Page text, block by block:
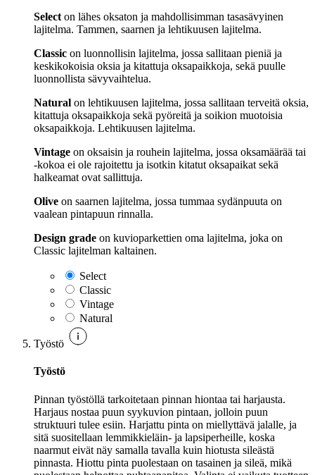
Select on lähes oksaton ja mahdollisimman tasasävyinen
lajitelma. Tammen, saarnen ja lehtikuusen lajitelma.
Classic on luonnollisin lajitelma, jossa sallitaan pieniä ja
keskikokoisia oksia ja kitattuja oksapaikkoja, sekä puulle
luonnollista sävyvaihtelua.
Natural on lehtikuusen lajitelma, jossa sallitaan terveitä oksia,
kitattuja oksapaikkoja sekä pyöreitä ja soikion muotoisia
oksapaikkoja. Lehtikuusen lajitelma.
Vintage on oksaisin ja rouhein lajitelma, jossa oksamäärää tai
-kokoa ei ole rajoitettu ja isotkin kitatut oksapaikat sekä
halkeamat ovat sallittuja.
Olive on saarnen lajitelma, jossa tummaa sydänpuuta on
vaalean pintapuun rinnalla.
Design grade on kuvioparkettien oma lajitelma, joka on
Classic lajitelman kaltainen.
Select
Classic
Vintage
Natural
Työstö
Työstö
Pinnan työstöllä tarkoitetaan pinnan hiontaa tai harjausta.
Harjaus nostaa puun syykuvion pintaan, jolloin puun
struktuuri tulee esiin. Harjattu pinta on miellyttävä jalalle, ja
sitä suositellaan lemmikkieläin- ja lapsiperheille, koska
naarmut eivät näy samalla tavalla kuin hiotusta sileästä
pinnasta. Hiottu pinta puolestaan on tasainen ja sileä, mikä